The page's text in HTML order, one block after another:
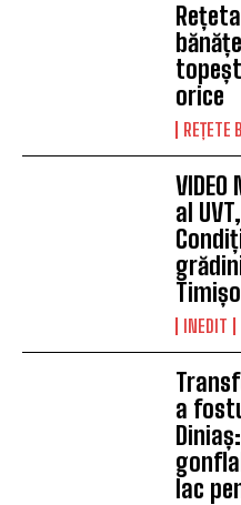
orice
REȚETE
al
INEDIT
a
lac